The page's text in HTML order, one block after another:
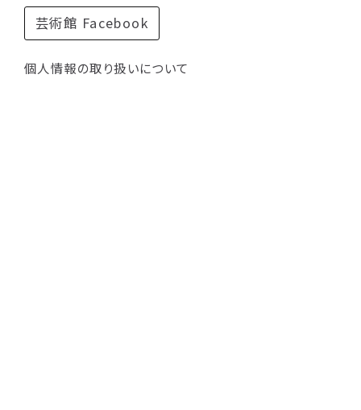
芸術館 Facebook
個人情報の取り扱いについて